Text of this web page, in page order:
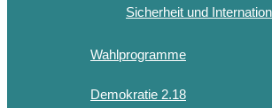
Sicherheit und
Wahlprogramme
Demokratie 2.18